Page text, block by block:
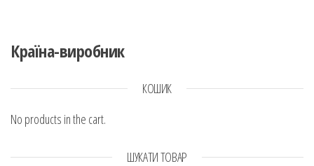
Країна-виробник
КОШИК
No products in the cart.
ШУКАТИ ТОВАР